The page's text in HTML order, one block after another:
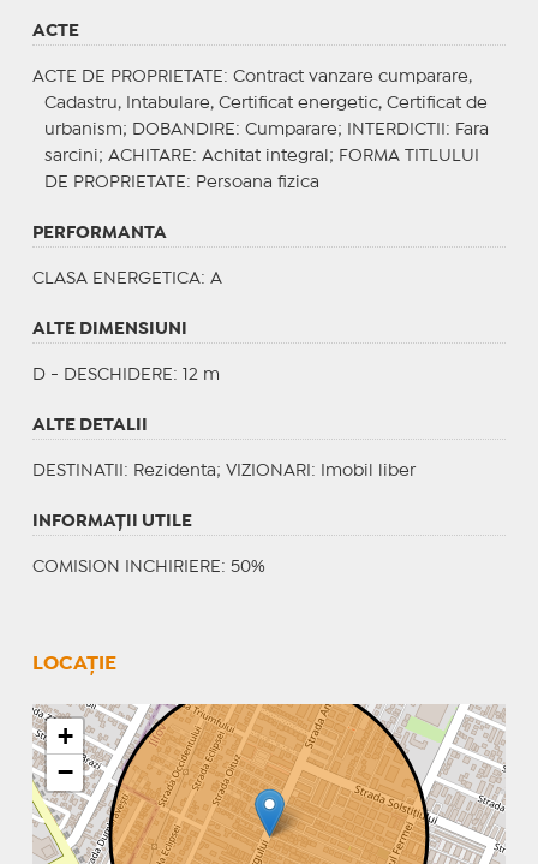
ACTE
ACTE DE PROPRIETATE : Contract vanzare cumparare,
Cadastru, Intabulare, Certificat energetic, Certificat de
urbanism;
DOBANDIRE : Cumparare; INTERDICTII : Fara
sarcini; ACHITARE : Achitat integral; FORMA TITLULUI
DE PROPRIETATE : Persoana fizica
PERFORMANTA
CLASA ENERGETICA: A
ALTE DIMENSIUNI
D - DESCHIDERE: 12 m
ALTE DETALII
DESTINATII : Rezidenta; VIZIONARI : Imobil liber
INFORMAŢII UTILE
COMISION INCHIRIERE: 50%
LOCAȚIE
+
−